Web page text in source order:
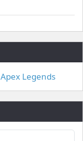
Apex Legends